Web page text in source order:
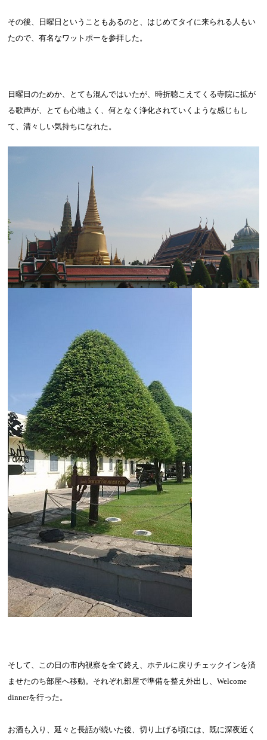
その後、日曜日ということもあるのと、はじめてタイに来られる人もい
たので、有名なワットポーを参拝した。
日曜日のためか、とても混んではいたが、時折聴こえてくる寺院に拡が
る歌声が、とても心地よく、何となく浄化されていくような感じもし
て、清々しい気持ちになれた。
そして、この日の市内視察を全て終え、ホテルに戻りチェックインを済
ませたのち部屋へ移動。それぞれ部屋で準備を整え外出し、Welcome
dinnerを行った。
お酒も入り、延々と長話が続いた後、切り上げる頃には、既に深夜近く